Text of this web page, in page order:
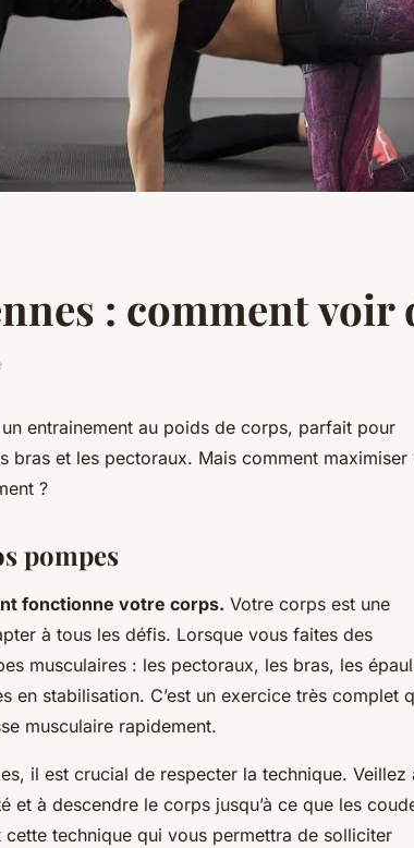
: comment voir
entrainement au poids de corps, parfait pour
bras et les pectoraux. Mais comment maximiser
?
pompes
fonctionne votre corps. Votre corps est une
à tous les défis. Lorsque vous faites des
musculaires : les pectoraux, les bras, les
en stabilisation. C’est un exercice très complet
musculaire rapidement.
il est crucial de respecter la technique. Veillez
et à descendre le corps jusqu’à ce que les
cette technique qui vous permettra de solliciter